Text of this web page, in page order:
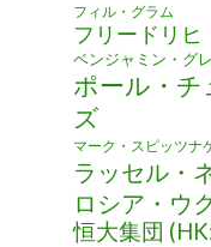
フィル・グラム
フリードリヒ
ベンジャミン・グ
ポール・チ
ズ
マーク・スピッツナ
ラッセル・
ロシア・ウ
恒大集団